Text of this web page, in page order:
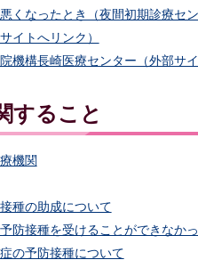
くなったとき（夜間初期診療セン
イトへリンク）
機構長崎医療センター（外部サイ
すること
機関
種の助成について
防接種を受けることができなか
の予防接種について